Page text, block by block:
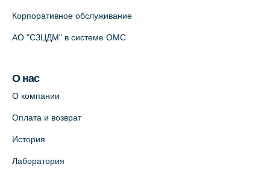
Корпоративное обслуживание
АО "СЗЦДМ" в системе ОМС
О нас
О компании
Оплата и возврат
История
Лаборатория